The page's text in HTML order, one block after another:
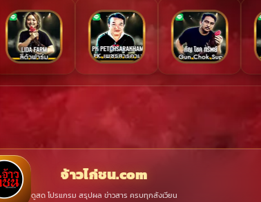
จ้าวไก่ชน.com
ดูสด โปรแกรม สรุปผล ข่าวสาร ครบทุกสังเวียน